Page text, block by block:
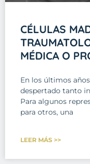
CÉLULAS
MÉDICA O
En los últimos
despertado tanto
Para algunos
para otros, una
LEER MÁS >>